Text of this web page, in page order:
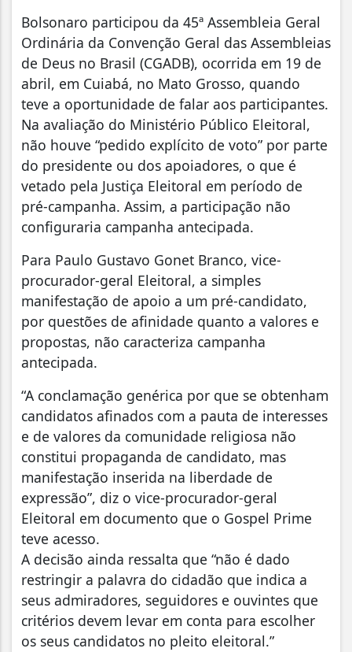
Bolsonaro participou da 45ª Assembleia Geral
Ordinária da Convenção Geral das Assembleias
de Deus no Brasil (CGADB), ocorrida em 19 de
abril, em Cuiabá, no Mato Grosso, quando
teve a oportunidade de falar aos participantes.
Na avaliação do Ministério Público Eleitoral,
não houve “pedido explícito de voto” por parte
do presidente ou dos apoiadores, o que é
vetado pela Justiça Eleitoral em período de
pré-campanha. Assim, a participação não
configuraria campanha antecipada.
Para Paulo Gustavo Gonet Branco, vice-
procurador-geral Eleitoral, a simples
manifestação de apoio a um pré-candidato,
por questões de afinidade quanto a valores e
propostas, não caracteriza campanha
antecipada.
“A conclamação genérica por que se obtenham
candidatos afinados com a pauta de interesses
e de valores da comunidade religiosa não
constitui propaganda de candidato, mas
manifestação inserida na liberdade de
expressão”, diz o vice-procurador-geral
Eleitoral em documento que o Gospel Prime
teve acesso.
A decisão ainda ressalta que “não é dado
restringir a palavra do cidadão que indica a
seus admiradores, seguidores e ouvintes que
critérios devem levar em conta para escolher
os seus candidatos no pleito eleitoral.”